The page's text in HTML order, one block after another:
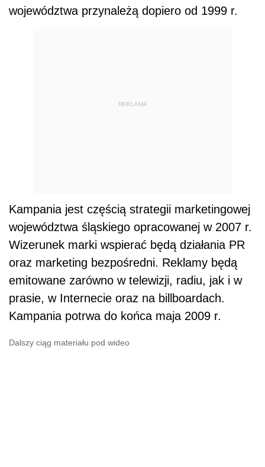
województwa przynależą dopiero od 1999 r.
REKLAMA
Kampania jest częścią strategii marketingowej
województwa śląskiego opracowanej w 2007 r.
Wizerunek marki wspierać będą działania PR
oraz marketing bezpośredni. Reklamy będą
emitowane zarówno w telewizji, radiu, jak i w
prasie, w Internecie oraz na billboardach.
Kampania potrwa do końca maja 2009 r.
Dalszy ciąg materiału pod wideo